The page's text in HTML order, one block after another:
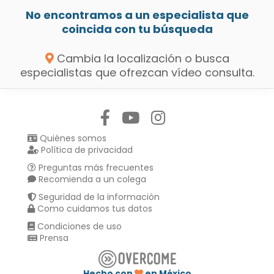
No encontramos a un especialista que
coincida con tu búsqueda
Cambia la localización o busca
especialistas que ofrezcan vídeo consulta.
Quiénes somos
Política de privacidad
Preguntas más frecuentes
Recomienda a un colega
Seguridad de la información
Como cuidamos tus datos
Condiciones de uso
Prensa